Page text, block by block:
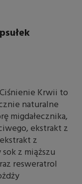
Krwii to
naturalne
migdałecznika,
ekstrakt z
z
z miąższu
resweratrol